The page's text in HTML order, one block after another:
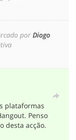
por Diogo
plataformas
Penso
desta acção.